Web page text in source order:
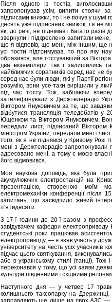
Після одного із тостів,
запропонував усім, випити стоячи
підписами книжки, то і не почув у шумі
десять уже підписаних книжок, і я не
як, до речі, не піднімав і багато
звернули і підкреслено запитали
що я відповів, що мені, між іншим, ще
усі тости підтримував, то про яку
образився, але тостувавший за
два екземпляри так і залишились
найближчих соратників серед нас не
серед нас були люди, які у Партії
розумію, вони усе-таки вирішили у
під час тосту. Тож, забiгаючи
зателефонували з Держтелерадіо
Віктором Януковичем за те, що
відбутися трансляція теледебатів у
Ющенком та Віктором Януковичем.
передали лист, підписаний
міністром України, передали мені і
того, як я не піднявся у Кривому Розі
мені з Держтелерадіо запропонували
адресовано мені, а тому є моєю
його відмовився.
Моя наукова доповідь, яка була
акумулюючих електростанцій на
презентацією, створеною моїм
електромеханіки конференції після
запитань, що засвідчило живий
п’ятидесяти.
З 17-ї години до 20-ї разом з
завідувачем кафедри електроприводу
студентські роки працював
електроприводу, — я взяв участь у
університету на честь усіх учасників
підчас цього святкування,
або в українському стилі (танці).
переконався у тому, що усі заяви
культури південними і східними
Наступного дня — у четвер 17
колишнього таксопарку на
заправляють ще лише на двох АЗС —